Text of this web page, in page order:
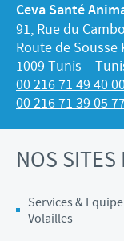
Ceva Santé
91, Rue du
Route de Sousse
1009 Tunis –
00 216 71 49 40
00 216 71 39 05
NOS
Services &
Volailles